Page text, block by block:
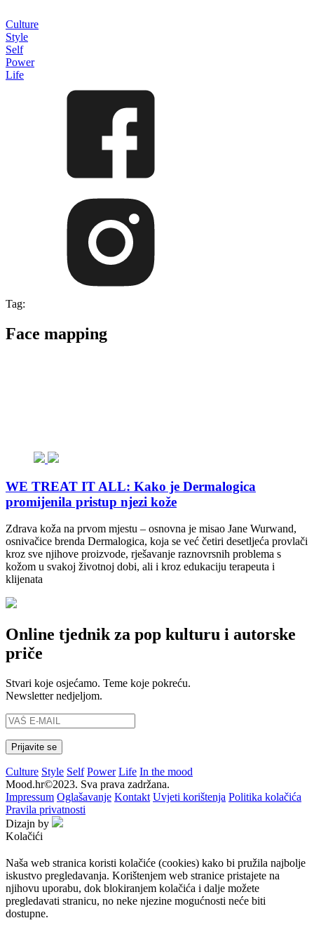
Culture
Style
Self
Power
Life
Tag:
Face mapping
WE TREAT IT ALL: Kako je Dermalogica
promijenila pristup njezi kože
Zdrava koža na prvom mjestu – osnovna je misao Jane Wurwand,
osnivačice brenda Dermalogica, koja se već četiri desetljeća provlači
kroz sve njihove proizvode, rješavanje raznovrsnih problema s
kožom u svakoj životnoj dobi, ali i kroz edukaciju terapeuta i
klijenata
Online tjednik za pop kulturu i autorske
priče
Stvari koje osjećamo. Teme koje pokreću.
Newsletter nedjeljom.
Culture Style Self Power Life In the mood
Mood.hr©2023. Sva prava zadržana.
Impressum Oglašavanje Kontakt Uvjeti korištenja Politika kolačića
Pravila privatnosti
Dizajn by
Kolačići
Naša web stranica koristi kolačiće (cookies) kako bi pružila najbolje
iskustvo pregledavanja. Korištenjem web stranice pristajete na
njihovu uporabu, dok blokiranjem kolačića i dalje možete
pregledavati stranicu, no neke njezine mogućnosti neće biti
dostupne.